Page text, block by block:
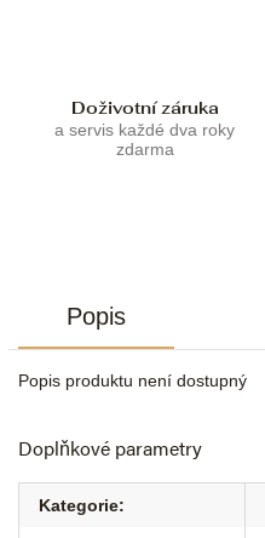
Doživotní záruka
a servis každé dva roky
zdarma
Popis
Popis produktu není dostupný
Doplňkové parametry
Kategorie: